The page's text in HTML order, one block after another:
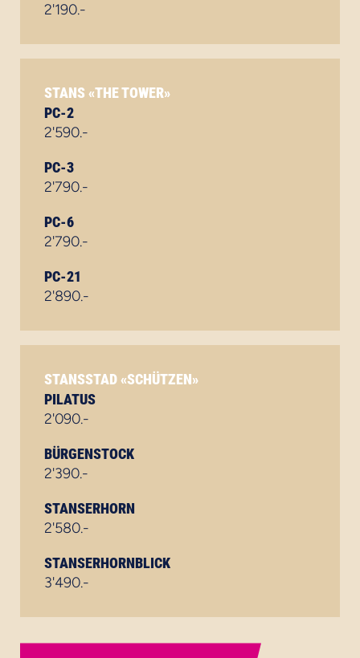
2'190.-
STANS «THE TOWER»
PC-2
2'590.-
PC-3
2'790.-
PC-6
2'790.-
PC-21
2'890.-
STANSSTAD «SCHÜTZEN»
PILATUS
2'090.-
BÜRGENSTOCK
2'390.-
STANSERHORN
2'580.-
STANSERHORNBLICK
3'490.-